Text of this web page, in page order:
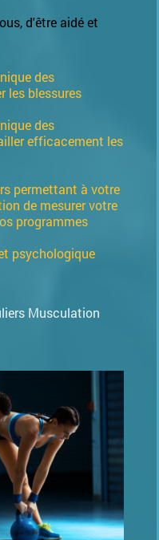
d'être aidé et
des
les blessures
des
efficacement les
permettant à votre
de mesurer votre
programmes
psychologique
Musculation